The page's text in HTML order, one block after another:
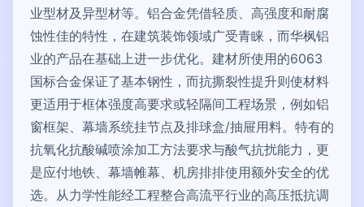
业型材及异型材等。铝合金凭借轻质、高强度和耐腐
蚀性佳的特性，在建筑装饰领域广受青睐，而华枫铝
业的产品在基础上进一步优化。建材所使用的6063
国标合金保证了基本钢性，而抗撕裂性提升则使材料
更适用于框体强度高要求或轻隔间工程场景，例如铝
窗框架、幕墙系统挂节点及排球盒/抽屉用料。特有的
抗氧化抗酸碱喷涂加工方法要求与酸气抗扰能力，更
是应付地铁、幕墙帷幕、机房排排使用额外安全的优
选。从力学性能经工程整合高流平行业的高压抵抗调